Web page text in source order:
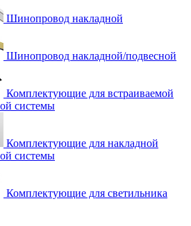
Шинопровод накладной
Шинопровод накладной/подвесной
Комплектующие для встраиваемой
системы
Комплектующие для накладной
системы
Комплектующие для светильника